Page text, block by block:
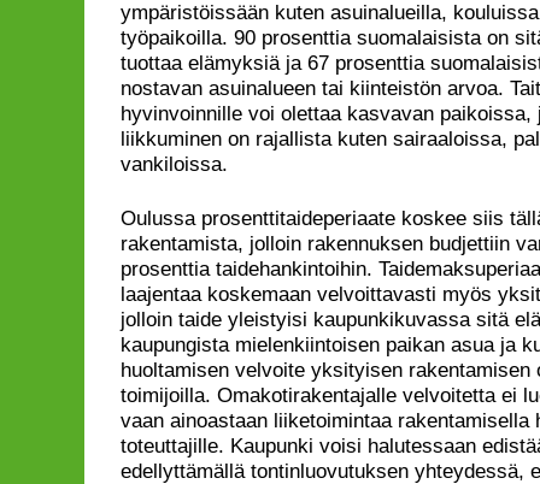
ympäristöissään kuten asuinalueilla,
työpaikoilla. 90 prosenttia suomalaisista on
tuottaa elämyksiä ja 67 prosenttia
nostavan asuinalueen tai kiinteistön arvoa.
hyvinvoinnille voi olettaa kasvavan paikoissa,
liikkuminen on rajallista kuten sairaaloissa,
vankiloissa.
Oulussa prosenttitaideperiaate koskee siis
rakentamista, jolloin rakennuksen budjettiin
prosenttia taidehankintoihin.
laajentaa koskemaan velvoittavasti myös
jolloin taide yleistyisi kaupunkikuvassa sitä
kaupungista mielenkiintoisen paikan asua ja
huoltamisen velvoite yksityisen
toimijoilla. Omakotirakentajalle velvoitetta ei
vaan ainoastaan liiketoimintaa
toteuttajille. Kaupunki voisi halutessaan
edellyttämällä tontinluovutuksen yhteydessä,